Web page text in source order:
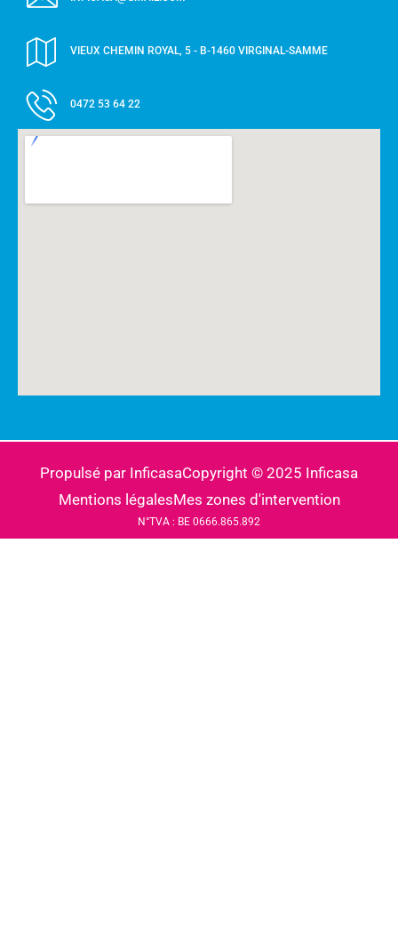
VIEUX CHEMIN ROYAL, 5 - B-1460 VIRGINAL-SAMME
0472 53 64 22
Propulsé par InficasaCopyright © 2025 Inficasa
Mentions légalesMes zones d'intervention
N°TVA : BE 0666.865.892